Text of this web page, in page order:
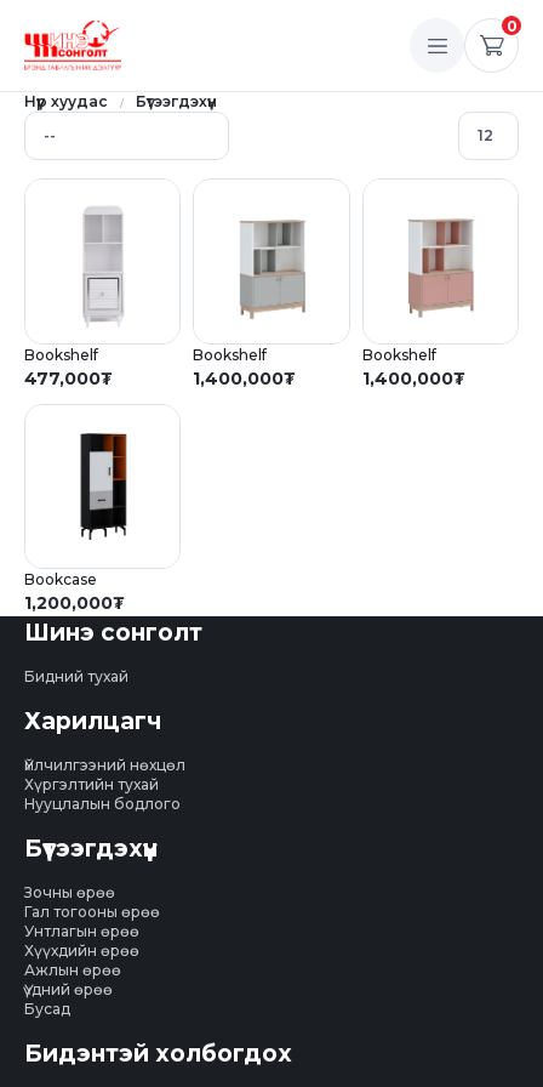
0
Нүүр хуудас Бүтээгдэхүүн
Bookshelf
477,000₮
Bookshelf
1,400,000₮
Bookshelf
1,400,000₮
Bookcase
1,200,000₮
Шинэ сонголт
Бидний тухай
Харилцагч
Үйлчилгээний нөхцөл
Хүргэлтийн тухай
Нууцлалын бодлого
Бүтээгдэхүүн
Зочны өрөө
Гал тогооны өрөө
Унтлагын өрөө
Хүүхдийн өрөө
Ажлын өрөө
Үүдний өрөө
Бусад
Бидэнтэй холбогдох